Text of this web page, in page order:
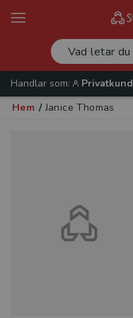
Handlar som:
Privatkund
Hem / Janice Thomas